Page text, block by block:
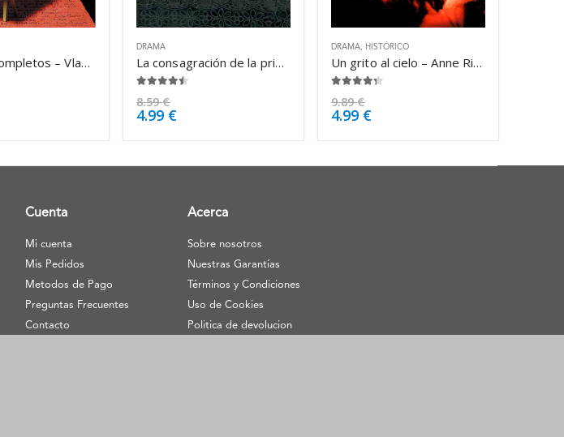
Cuentos completos – Vladimir Nabokov
DRAMA
La consagración de la primavera – Alejo Carpentier
8.59€
4.99 €
DRAMA HISTÓRICO
Un grito al cielo – Anne Rice
9.89€
4.99 €
Cuenta
Mi cuenta
Mis Pedidos
Metodos de Pago
Preguntas Frecuentes
Contacto
Acerca
Sobre nosotros
Nuestras Garantías
Términos y Condiciones
Uso de Cookies
Politica de devolucion